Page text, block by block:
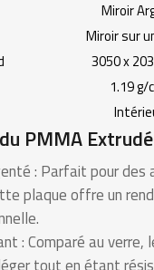
Miroir
Miroir sur
3050 x
1.19 g/
PMMA
: Parfait pour des
plaque offre un
: Comparé au verre,